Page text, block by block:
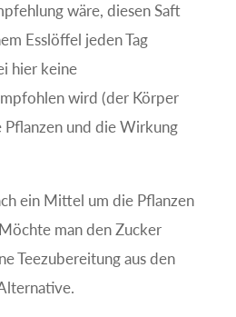
wäre, diesen Saft
Esslöffel jeden Tag
hier keine
wird (der Körper
Pflanzen und die Wirkung
ein Mittel um die Pflanzen
man den Zucker
Teezubereitung aus den